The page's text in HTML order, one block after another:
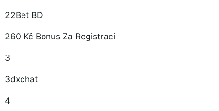
22Bet BD
260 Kč Bonus Za Registraci
3
3dxchat
4